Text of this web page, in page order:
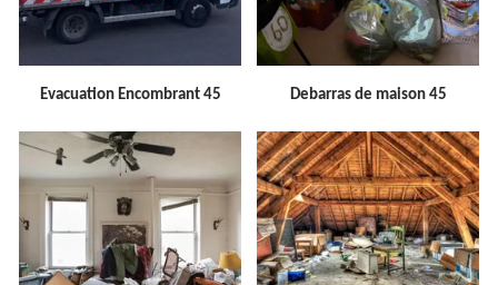
Evacuation Encombrant 45 Debarras de maison 45